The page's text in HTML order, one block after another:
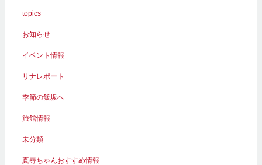
topics
お知らせ
イベント情報
リナレポート
季節の飯坂へ
旅館情報
未分類
真尋ちゃんおすすめ情報